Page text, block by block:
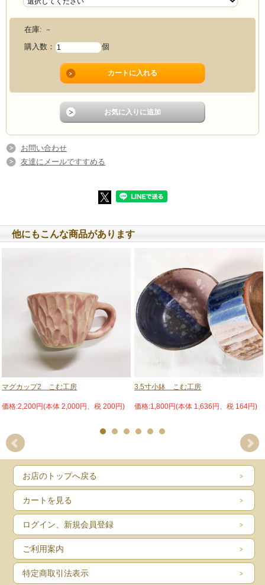
▲左：3.5寸マカイ 中央：6寸皿
右：
4寸マカイ
約100mm～約110mm（横）×約66ｍｍ（高さ） 全て手作
りのため若干サイズが異なります。あらかじめご了承くださ
陶器
生産者 -こむ工房-
こむ工房代表の小村奈津子さん。京都の伝統工芸専門学校を卒業後、石垣島の工
その後、京都に戻り清水焼の工房で修業、上絵を学ぶ。沖縄に移住し、歴史ある
「独立するなら石垣島かな」とふと思い立ち、石垣島に移住。 カラフルで沖縄の
海や空を映したような、わくわくするような色合いの食器と、それとは対象的な
伝統的なシーサーを作り日々陶芸に勤しんでいます。
を崩さない凛々しい顔立ち。女性ならではの細やかな細工やカラフルな色合いは
地元でも大変人気の作品ばかりです。
在庫: －
購入数：
個
お問い合わせ
友達にメールですすめる
他にもこんな商品があります
マグカップ2 こむ工房
価格:2,200円(本体 2,000円、税 200円)
3.5寸小鉢 こむ工房
価格:1,800円(本体 1,636円、税 164円)
お店のトップへ戻る
カートを見る
ログイン、新規会員登録
ご利用案内
特定商取引法表示